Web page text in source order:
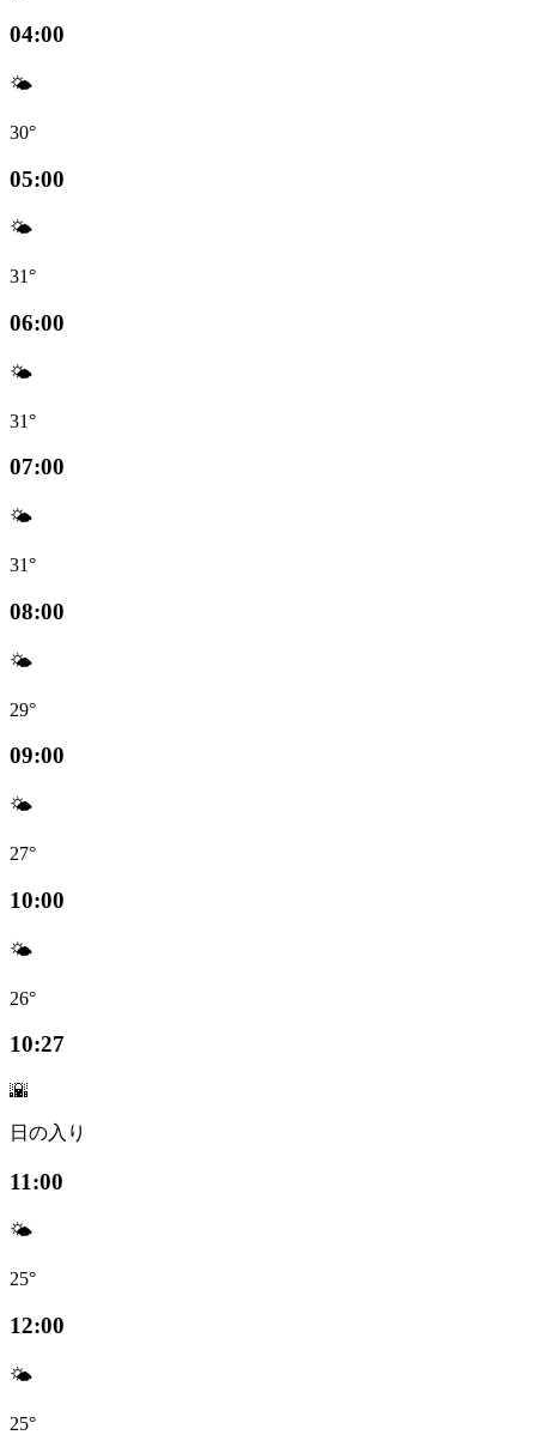
04:00
🌤️
30°
05:00
🌤️
31°
06:00
🌤️
31°
07:00
🌤️
31°
08:00
🌤️
29°
09:00
🌤️
27°
10:00
🌤️
26°
10:27
🌇
日の入り
11:00
🌤️
25°
12:00
🌤️
25°